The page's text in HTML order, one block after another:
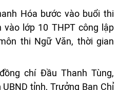
Hóa bước vào buổi thi
lớp 10 THPT công lập
thi Ngữ Văn, thời gian
chí Đầu Thanh Tùng,
tỉnh, Trưởng Ban Chỉ